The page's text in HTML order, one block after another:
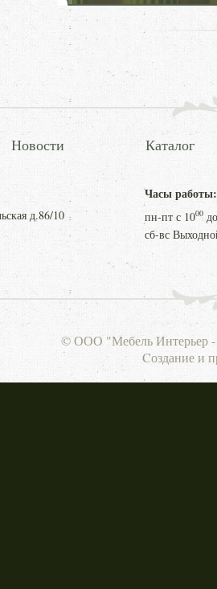
Новости Каталог
д.86/10
Часы работы:
пн-пт с 1000
сб-вс
© ООО "Мебель Интерьер -
Cоздание и